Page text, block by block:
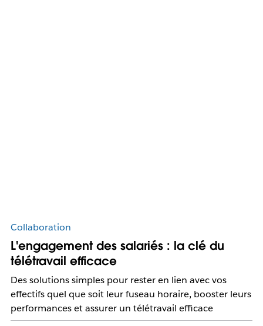
Collaboration
L'engagement des salariés : la clé du
télétravail efficace
Des solutions simples pour rester en lien avec vos
effectifs quel que soit leur fuseau horaire, booster leurs
performances et assurer un télétravail efficace